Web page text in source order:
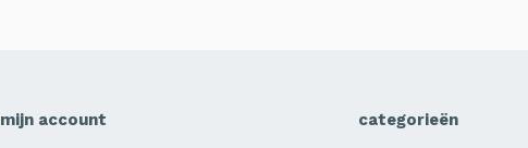
mijn account categorieën